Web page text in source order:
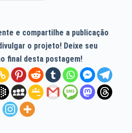
e compartilhe a publicação
o projeto! Deixe seu
final desta postagem!